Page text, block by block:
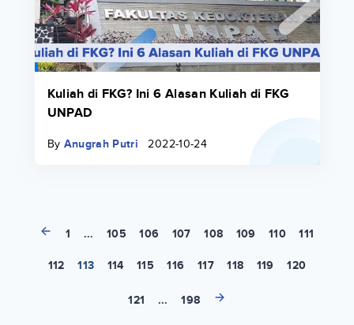
Kuliah di FKG? Ini 6 Alasan Kuliah di FKG
UNPAD
By Anugrah Putri 2022-10-24
1 ... 105 106 107 108 109 110 111
112 113 114 115 116 117 118 119 120
121 ... 198